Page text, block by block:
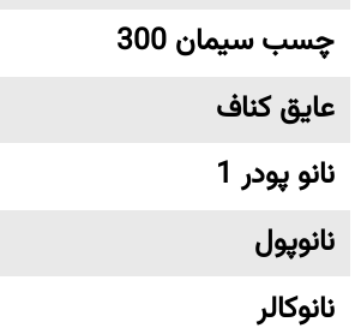
چسب سیمان 300
عایق کناف
نانو پودر 1
نانوپول
نانوکالر